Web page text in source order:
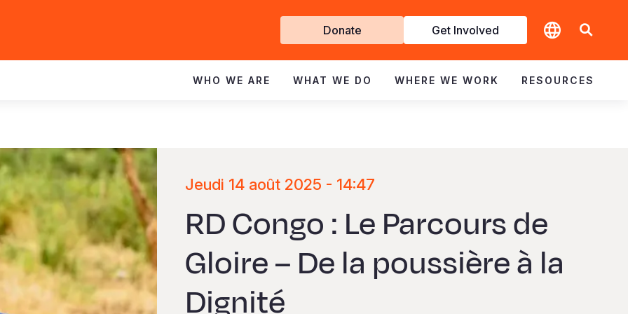
Get
Involved
Donate Get Involved
WHO WE ARE WHAT WE DO WHERE WE WORK RESOURCES
Jeudi 14 août 2025 - 14:47
RD Congo : Le Parcours de
Gloire – De la poussière à la
Dignité